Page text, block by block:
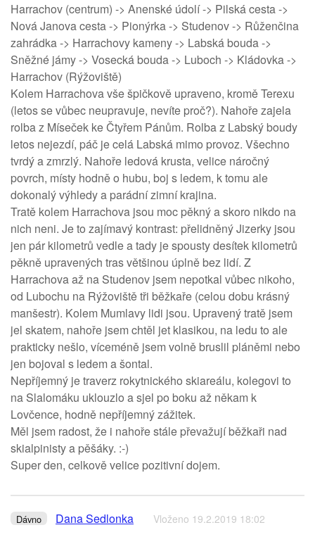
Harrachov (centrum) -> Anenské údolí -> Pilská cesta ->
Nová Janova cesta -> Pionýrka -> Studenov -> Růženčina
zahrádka -> Harrachovy kameny -> Labská bouda ->
Sněžné jámy -> Vosecká bouda -> Luboch -> Kládovka ->
Harrachov (Rýžoviště)
Kolem Harrachova vše špičkově upraveno, kromě Terexu
(letos se vůbec neupravuje, nevíte proč?). Nahoře zajela
rolba z Míseček ke Čtyřem Pánům. Rolba z Labský boudy
letos nejezdí, páč je celá Labská mimo provoz. Všechno
tvrdý a zmrzlý. Nahoře ledová krusta, velice náročný
povrch, místy hodně o hubu, boj s ledem, k tomu ale
dokonalý výhledy a parádní zimní krajina.
Tratě kolem Harrachova jsou moc pěkný a skoro nikdo na
nich neni. Je to zajímavý kontrast: přelidněný Jizerky jsou
jen pár kilometrů vedle a tady je spousty desítek kilometrů
pěkně upravených tras většinou úplně bez lidí. Z
Harrachova až na Studenov jsem nepotkal vůbec nikoho,
od Lubochu na Rýžoviště tři běžkaře (celou dobu krásný
manšestr). Kolem Mumlavy lidi jsou. Upravený tratě jsem
jel skatem, nahoře jsem chtěl jet klasikou, na ledu to ale
prakticky nešlo, víceméně jsem volně bruslil pláněmi nebo
jen bojoval s ledem a šontal.
Nepříjemný je traverz rokytnického skiareálu, kolegovi to
na Slalomáku uklouzlo a sjel po boku až někam k
Lovčence, hodně nepříjemný zážitek.
Měl jsem radost, že i nahoře stále převažují běžkaři nad
skialpinisty a pěšáky. :-)
Super den, celkově velice pozitivní dojem.
Dávno Dana Sedlonka Vloženo 19.2.2019 18:02